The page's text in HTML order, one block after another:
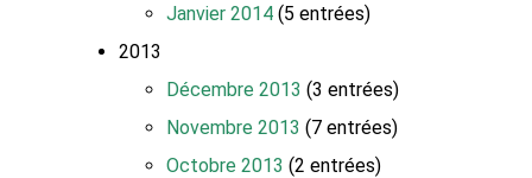
Janvier 2014 (5 entrées)
2013
Décembre 2013 (3 entrées)
Novembre 2013 (7 entrées)
Octobre 2013 (2 entrées)